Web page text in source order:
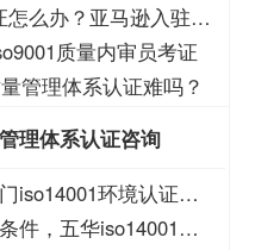
么办？亚马逊入驻没
质量内审员考证
管理体系认证难吗？
理体系认证咨询
iso14001环境认证资
件，五华iso14001环